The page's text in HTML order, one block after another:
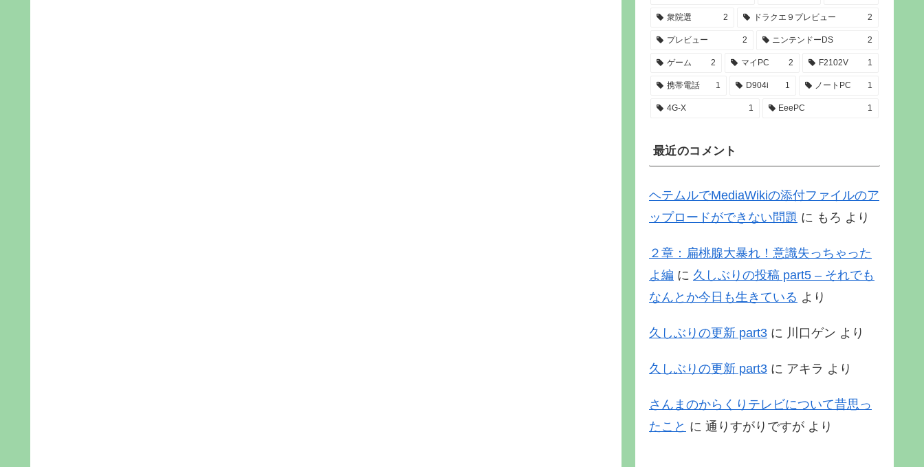
衆院選 2 ドラクエ９プレビュー 2
プレビュー 2 ニンテンドーDS 2
ゲーム 2 マイPC 2 F2102V 1
携帯電話 1 D904i 1 ノートPC 1
4G-X 1 EeePC 1
最近のコメント
ヘテムルでMediaWikiの添付ファイルのア
ップロードができない問題 に もろ より
２章：扁桃腺大暴れ！意識失っちゃった
よ編 に 久しぶりの投稿 part5 – それでも
なんとか今日も生きている より
久しぶりの更新 part3 に 川口ゲン より
久しぶりの更新 part3 に アキラ より
さんまのからくりテレビについて昔思っ
たこと に 通りすがりですが より